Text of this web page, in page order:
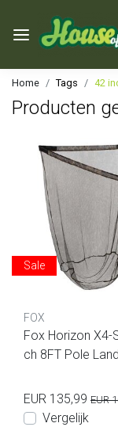
Home Tags 42
Producten
Sale
FOX
Fox Horizon X4-
ch 8FT Pole
EUR 135,99 EUR
Vergelijk